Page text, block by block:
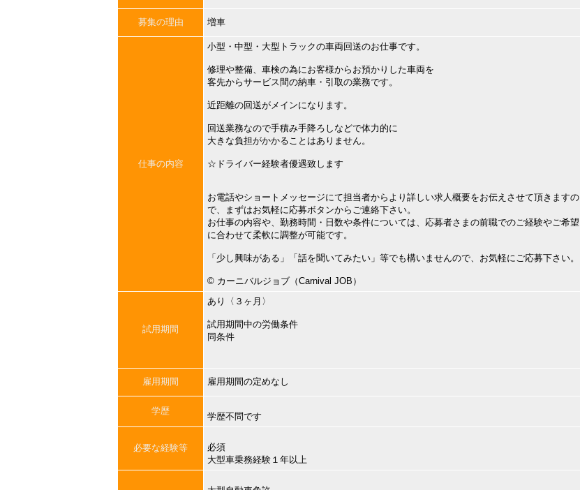
募集の理由 増車
仕事の内容
小型・中型・大型トラックの車両回送のお仕事です。
修理や整備、車検の為にお客様からお預かりした車両を
客先からサービス間の納車・引取の業務です。
近距離の回送がメインになります。
回送業務なので手積み手降ろしなどで体力的に
大きな負担がかかることはありません。
☆ドライバー経験者優遇致します
お電話やショートメッセージにて担当者からより詳しい求人概要をお伝えさせて頂きますの
で、まずはお気軽に応募ボタンからご連絡下さい。
お仕事の内容や、勤務時間・日数や条件については、応募者さまの前職でのご経験やご希望
に合わせて柔軟に調整が可能です。
「少し興味がある」「話を聞いてみたい」等でも構いませんので、お気軽にご応募下さい。
©︎ カーニバルジョブ（Carnival JOB）
試用期間
あり〈３ヶ月〉
試用期間中の労働条件
同条件
雇用期間 雇用期間の定めなし
学歴
学歴不問です
必要な経験等
必須
大型車乗務経験１年以上